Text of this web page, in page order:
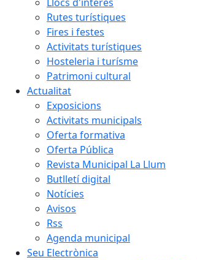
Rutes turístiques
Fires i festes
Activitats turístiques
Hosteleria i turísme
Patrimoni cultural
Actualitat
Exposicions
Activitats municipals
Oferta formativa
Oferta Pública
Revista Municipal La Llum
Butlletí digital
Notícies
Avisos
Rss
Agenda municipal
Seu Electrònica